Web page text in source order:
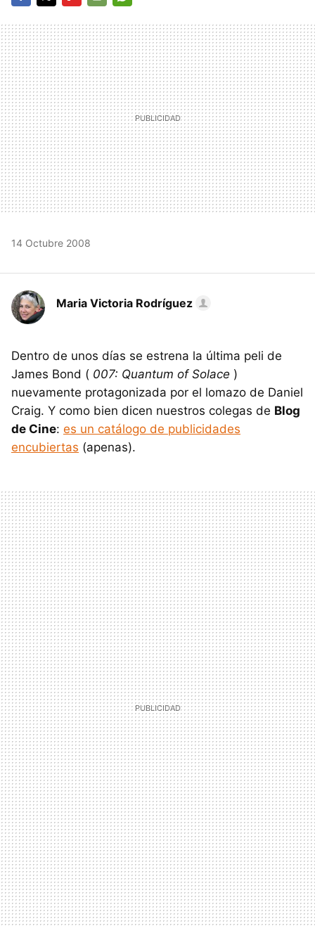
MAIL
14 Octubre 2008
Maria Victoria Rodríguez
Dentro de unos días se estrena la última peli de
James Bond ( 007: Quantum of Solace )
nuevamente protagonizada por el lomazo de Daniel
Craig. Y como bien dicen nuestros colegas de Blog
de Cine: es un catálogo de publicidades
encubiertas (apenas).